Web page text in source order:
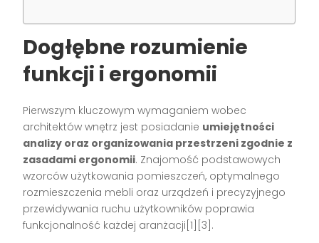
Dogłębne rozumienie
funkcji i ergonomii
Pierwszym kluczowym wymaganiem wobec
architektów wnętrz jest posiadanie umiejętności
analizy oraz organizowania przestrzeni zgodnie z
zasadami ergonomii. Znajomość podstawowych
wzorców użytkowania pomieszczeń, optymalnego
rozmieszczenia mebli oraz urządzeń i precyzyjnego
przewidywania ruchu użytkowników poprawia
funkcjonalność każdej aranżacji[1][3].